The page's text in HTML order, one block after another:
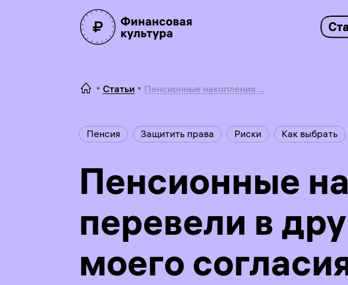
Статьи Пенсионные накопления ...
Пенсия Защитить права Риски Как выбрать
Пенсионные
перевели в
моего